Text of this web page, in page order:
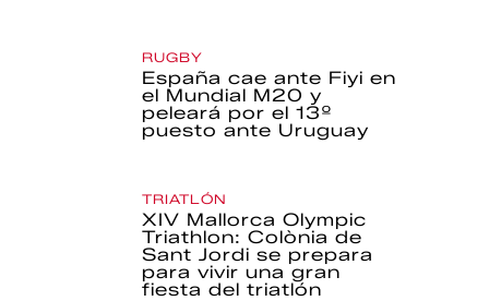
RUGBY
España cae ante Fiyi en
el Mundial M20 y
peleará por el 13º
puesto ante Uruguay
TRIATLÓN
XIV Mallorca Olympic
Triathlon: Colònia de
Sant Jordi se prepara
para vivir una gran
fiesta del triatlón